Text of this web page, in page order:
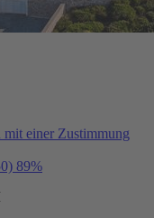
einer Zustimmung
89%